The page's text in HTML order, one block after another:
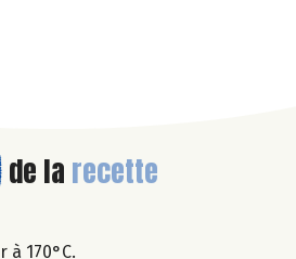
de la recette
170°C.